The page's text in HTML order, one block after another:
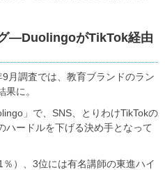
—DuolingoがTikTok経由
月調査では、教育ブランドのラン
に。
」で、SNS、とりわけTikTokの
ハードルを下げる決め手となって
）、3位には有名講師の東進ハイ